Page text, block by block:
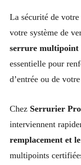
La sécurité de
votre système de
serrure multipoint
essentielle pour
d’entrée ou de
Chez Serrurier
interviennent
remplacement et
multipoints